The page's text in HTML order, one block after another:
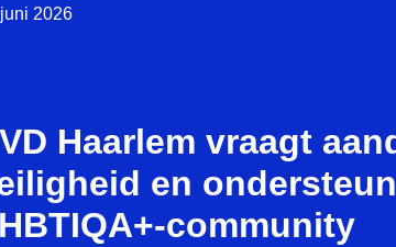
2026
Haarlem vraagt
en
community